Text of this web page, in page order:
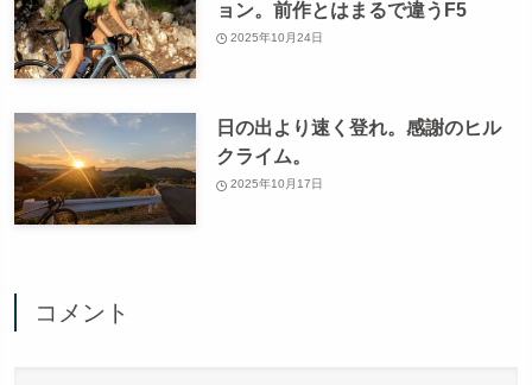
ョン。前作とはまるで違うF5
2025年10月24日
日の出より速く登れ。感謝のヒル
クライム。
2025年10月17日
コメント